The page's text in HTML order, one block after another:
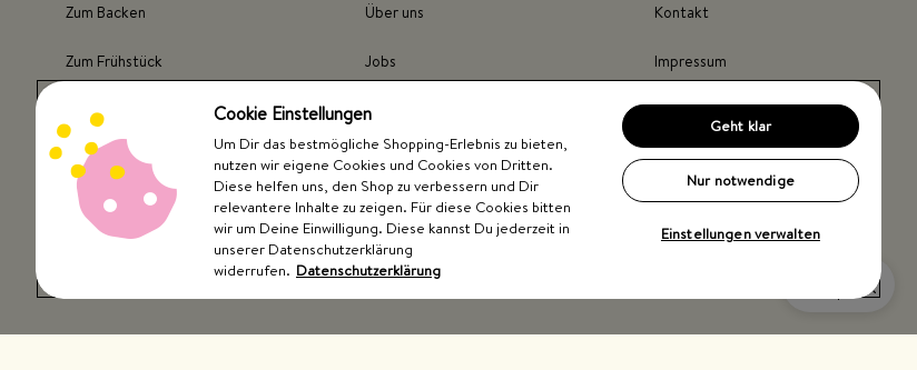
Zum Backen
Zum Frühstück
Für Fleisch
Für Fisch
Für Kartoffeln
Über uns
Jobs
Presse
Store Finder
Kontakt
Impressum
Barrierefreiheit
Cookie Einstellungen
Um Dir das bestmögliche Shopping-Erlebnis zu bieten,
nutzen wir eigene Cookies und Cookies von Dritten.
Diese helfen uns, den Shop zu verbessern und Dir
relevantere Inhalte zu zeigen. Für diese Cookies bitten
wir um Deine Einwilligung. Diese kannst Du jederzeit in
unserer Datenschutzerklärung
widerrufen. Datenschutzerklärung
Geht klar
Nur notwendige
Einstellungen verwalten